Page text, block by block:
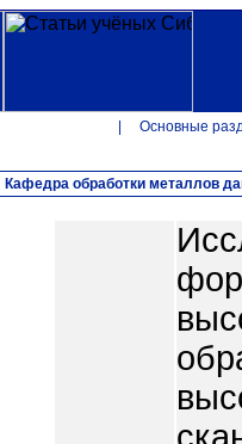
Основные
Кафедра обработки металлов